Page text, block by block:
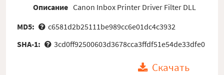
Описание Canon Inbox Printer Driver Filter DLL
MD5:
c6581d2b25111be989cc6e01dc4c3932
SHA-1:
3cd0ff92500603d3678cca3ffdf51e54de33dfe0
Скачать